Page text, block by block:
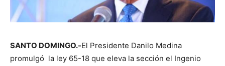
SANTO DOMINGO.-El Presidente Danilo Medina
promulgó la ley 65-18 que eleva la sección el Ingenio